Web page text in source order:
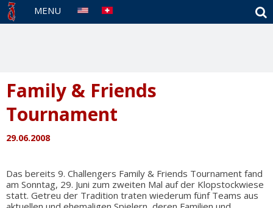
MENU
Family & Friends
Tournament
29.06.2008
Das bereits 9. Challengers Family & Friends Tournament fand
am Sonntag, 29. Juni zum zweiten Mal auf der Klopstockwiese
statt. Getreu der Tradition traten wiederum fünf Teams aus